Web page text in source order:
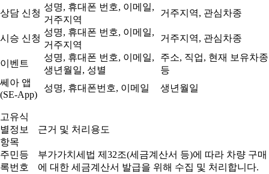
상담 신청
성명, 휴대폰 번호, 이메일,
거주지역
거주지역, 관심차종
시승 신청
성명, 휴대폰 번호, 이메일,
거주지역
거주지역, 관심차종
이벤트
성명, 휴대폰 번호, 이메일,
생년월일, 성별
주소, 직업, 현재 보유차종
등
쎄아 앱
(SE-App)
성명, 휴대폰번호, 이메일 생년월일
고유식
별정보
항목
근거 및 처리용도
주민등
록번호
부가가치세법 제32조(세금계산서 등)에 따라 차량 구매
에 대한 세금계산서 발급을 위해 수집 및 처리합니다.